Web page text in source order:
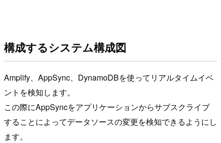
構成するシステム構成図
Amplify、AppSync、DynamoDBを使ってリアルタイムイベ
ントを検知します。
この際にAppSyncをアプリケーションからサブスクライブ
することによってデータソースの変更を検知できるようにし
ます。